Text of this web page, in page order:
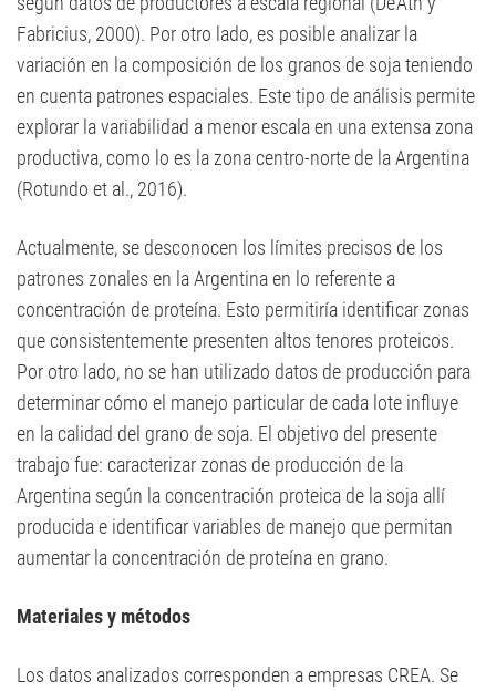
Fabricius, 2000). Por otro lado, es posible analizar la
variación en la composición de los granos de soja teniendo
en cuenta patrones espaciales. Este tipo de análisis permite
explorar la variabilidad a menor escala en una extensa zona
productiva, como lo es la zona centro-norte de la Argentina
(Rotundo et al., 2016).
Actualmente, se desconocen los límites precisos de los
patrones zonales en la Argentina en lo referente a
concentración de proteína. Esto permitiría identificar zonas
que consistentemente presenten altos tenores proteicos.
Por otro lado, no se han utilizado datos de producción para
determinar cómo el manejo particular de cada lote influye
en la calidad del grano de soja. El objetivo del presente
trabajo fue: caracterizar zonas de producción de la
Argentina según la concentración proteica de la soja allí
producida e identificar variables de manejo que permitan
aumentar la concentración de proteína en grano.
Materiales y métodos
Los datos analizados corresponden a empresas CREA. Se